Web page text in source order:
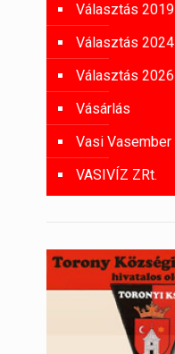
Választás 2019
Választás 2024
Választás 2026
Vásárlás
Vasi Vasember
VASIVÍZ ZRt.